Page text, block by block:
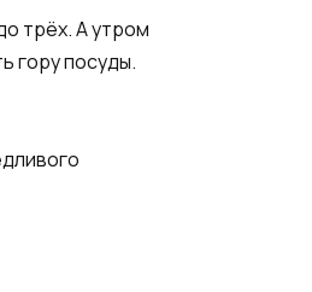
трёх. А утром
гору посуды.